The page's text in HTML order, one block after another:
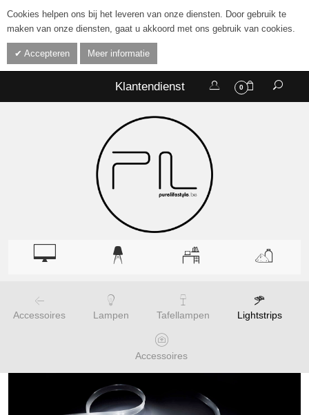
Cookies helpen ons bij het leveren van onze diensten. Door gebruik te
maken van onze diensten, gaat u akkoord met ons gebruik van cookies.
Accepteren Meer informatie
0
Klantendienst
Accessoires Lampen Tafellampen Lightstrips
Accessoires